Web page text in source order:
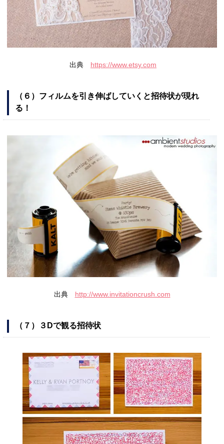
出典 https://www.etsy.com
（６）フィルムを引き伸ばしていくと招待状が現れ
る！
出典 http://www.invitationcrush.com
（７）３Dで観る招待状